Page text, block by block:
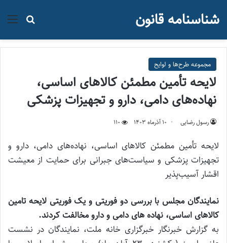
جستجو شناسنامه قانون
مجموعه طرح‌ها و لوایح
لایحه تأمین مطمئن کالاهای اساسی،
نهاده‌های دامی، دارو و تجهیزات پزشکی
رسول رضایی ۱۰ آذر‌ماه ۱۴۰۳ 110
لایحه تأمین مطمئن کالاهای اساسی، نهاده‌های دامی، دارو و
تجهیزات پزشکی و سیاست‌های جبرانی برای حمایت از معیشت
اقشار آسیب‌پذیر
نمایندگان مجلس با بررسی دو فوریتی و یک فوریتی لایحه تامین
کالاهای اساسی، نهاده های دامی و دارو مخالفت کردند.
به گزارش خبرنگار خبرگزاری خانه ملت، نمایندگان در نشست